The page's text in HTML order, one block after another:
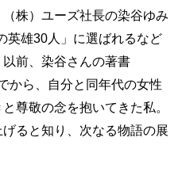
株）ユーズ社長の染谷ゆみ
英雄30人」に選ばれるなど
前、染谷さんの著書
から、自分と同年代の女性
尊敬の念を抱いてきた私。
ると知り、次なる物語の展